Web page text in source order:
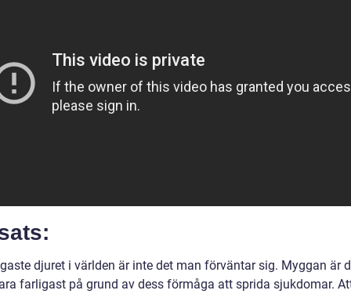
djuret i världen är inte det man förväntar sig. Myggan är
farligast på grund av dess förmåga att sprida sjukdomar.